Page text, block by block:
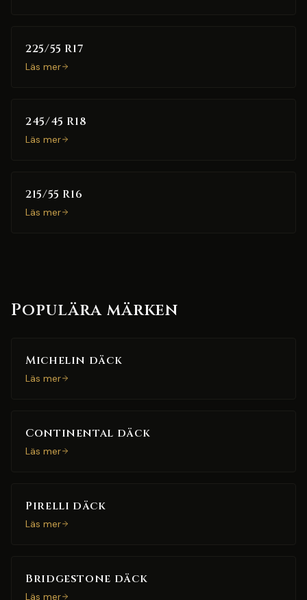
225/55 R17
Läs mer
245/45 R18
Läs mer
215/55 R16
Läs mer
Populära märken
Michelin däck
Läs mer
Continental däck
Läs mer
Pirelli däck
Läs mer
Bridgestone däck
Läs mer